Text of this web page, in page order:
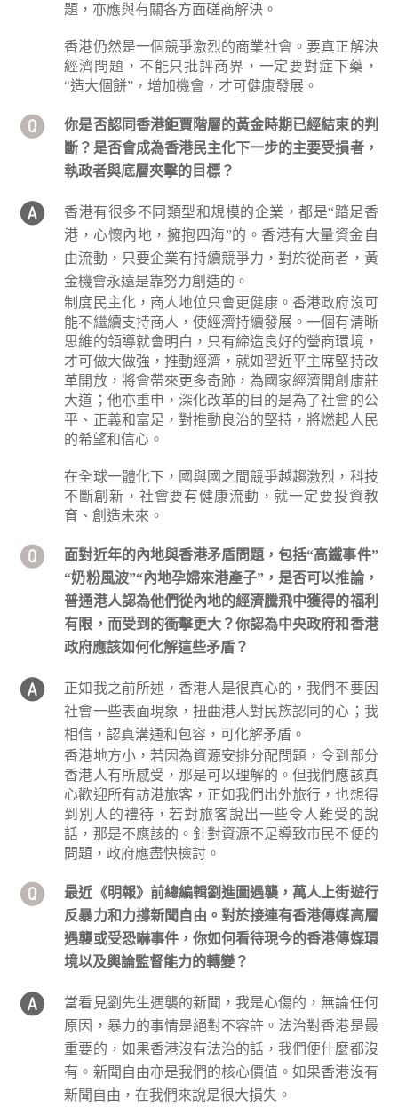
題，亦應與有關各方面磋商解決。
香港仍然是一個競爭激烈的商業社會。要真正解決
經濟問題，不能只批評商界，一定要對症下藥，
“造大個餅”，增加機會，才可健康發展。
你是否認同香港鉅賈階層的黃金時期已經結束的判
斷？是否會成為香港民主化下一步的主要受損者，
執政者與底層夾擊的目標？
香港有很多不同類型和規模的企業，都是“踏足香
港，心懷內地，擁抱四海”的。香港有大量資金自
由流動，只要企業有持續競爭力，對於從商者，黃
金機會永遠是靠努力創造的。
制度民主化，商人地位只會更健康。香港政府沒可
能不繼續支持商人，使經濟持續發展。一個有清晰
思維的領導就會明白，只有締造良好的營商環境，
才可做大做強，推動經濟，就如習近平主席堅持改
革開放，將會帶來更多奇跡，為國家經濟開創康莊
大道；他亦重申，深化改革的目的是為了社會的公
平、正義和富足，對推動良治的堅持，將燃起人民
的希望和信心。
在全球一體化下，國與國之間競爭越趨激烈，科技
不斷創新，社會要有健康流動，就一定要投資教
育、創造未來。
面對近年的內地與香港矛盾問題，包括“高鐵事件”
“奶粉風波”“內地孕婦來港產子”，是否可以推論，
普通港人認為他們從內地的經濟騰飛中獲得的福利
有限，而受到的衝擊更大？你認為中央政府和香港
政府應該如何化解這些矛盾？
正如我之前所述，香港人是很真心的，我們不要因
社會一些表面現象，扭曲港人對民族認同的心；我
相信，認真溝通和包容，可化解矛盾。
香港地方小，若因為資源安排分配問題，令到部分
香港人有所感受，那是可以理解的。但我們應該真
心歡迎所有訪港旅客，正如我們出外旅行，也想得
到別人的禮待，若對旅客說出一些令人難受的說
話，那是不應該的。針對資源不足導致市民不便的
問題，政府應盡快檢討。
最近《明報》前總編輯劉進圖遇襲，萬人上街遊行
反暴力和力撐新聞自由。對於接連有香港傳媒高層
遇襲或受恐嚇事件，你如何看待現今的香港傳媒環
境以及輿論監督能力的轉變？
當看見劉先生遇襲的新聞，我是心傷的，無論任何
原因，暴力的事情是絕對不容許。法治對香港是最
重要的，如果香港沒有法治的話，我們便什麼都沒
有。新聞自由亦是我們的核心價值。如果香港沒有
新聞自由，在我們來說是很大損失。